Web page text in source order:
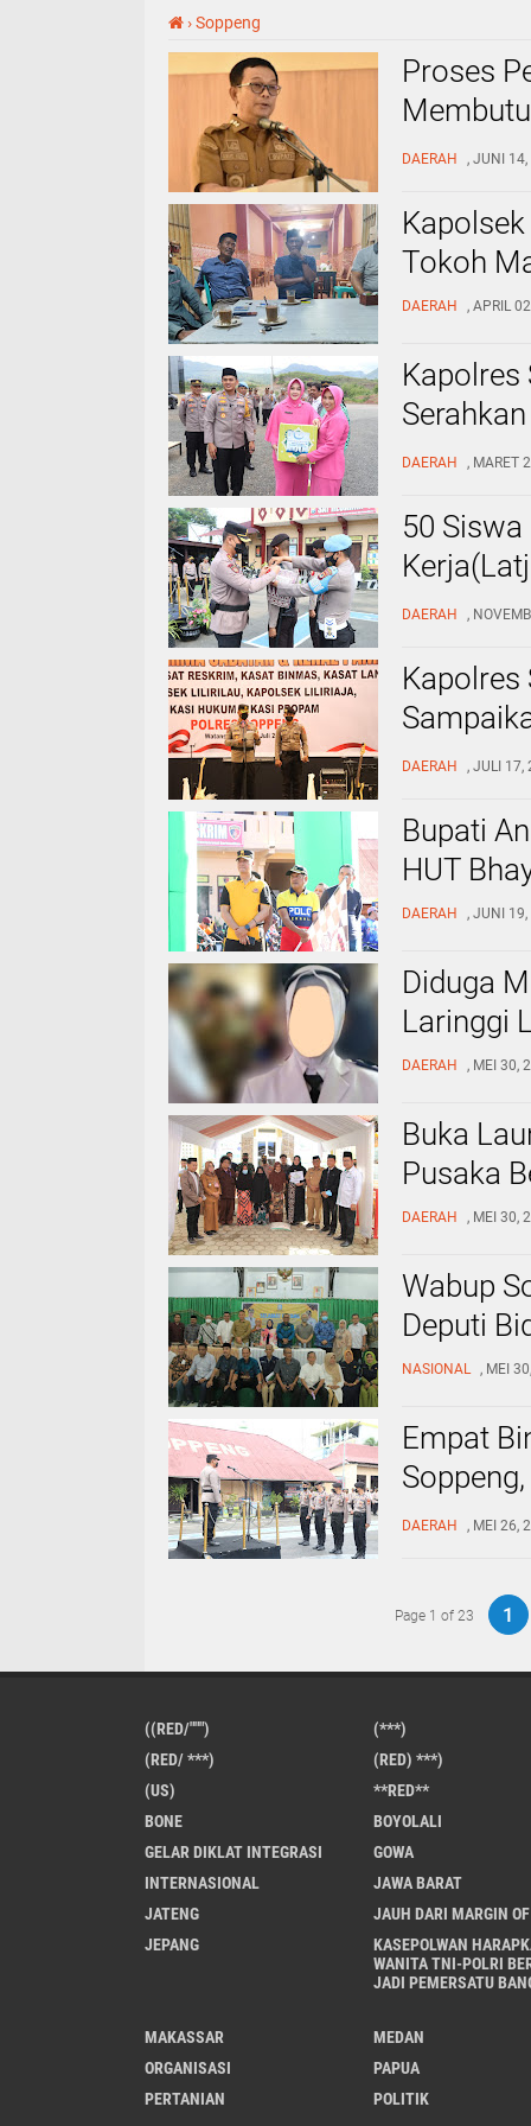
›Soppeng
Proses
DAERAH , JUNI
Tokoh
DAERAH , APRIL
Kapolres
Soppeng
DAERAH , MARET
50 Siswa
Soppeng
DAERAH ,
Kapolres
PJU di
DAERAH , JULI 17,
Bupati
HUT
DAERAH , JUNI
Diduga
Laringgi
DAERAH , MEI 30,
Buka
Pusaka
DAERAH , MEI 30,
Wabup
Deputi
NASIONAL , MEI
Empat
DAERAH , MEI 26,
Page 1 of 23 1
((RED/""")
(***)
(RED/ ***)
(RED) ***)
(US)
**RED**
BONE
BOYOLALI
GELAR DIKLAT INTEGRASI
GOWA
INTERNASIONAL
JAWA BARAT
JATENG
JAUH DARI MARGIN OF
JEPANG
KASEPOLWAN
WANITA TNI-POLRI
JADI PEMERSATU
MAKASSAR
MEDAN
ORGANISASI
PAPUA
PERTANIAN
POLITIK